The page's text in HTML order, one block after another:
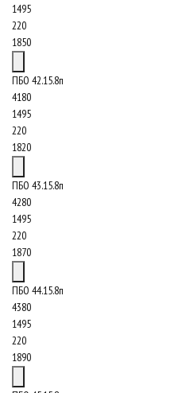
1495
220
1850
ПБО 42.15.8п
4180
1495
220
1820
ПБО 43.15.8п
4280
1495
220
1870
ПБО 44.15.8п
4380
1495
220
1890